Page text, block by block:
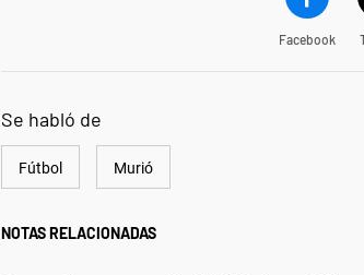
Facebook
Se habló de
Fútbol Murió
NOTAS RELACIONADAS